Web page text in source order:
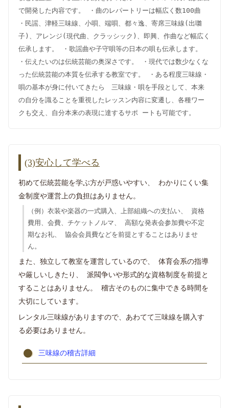
で開発した内容です。 ・曲のレパートリーは幅広く数100曲
・民謡、津軽三味線、小唄、端唄、都々逸、寄席三味線(出囃
子)、アレンジ(現代曲、クラッシック)、即興、作曲など幅広く
伝承します。 ・歌謡曲や子守唄等の日本の唄も伝承します。
・伝えたいのは伝統芸能の奥深さです。 ・現代では数少なくな
った伝統芸能の本質を伝承する教室です。 ・ある程度三味線・
唄の基本が身に付いてきたら 三味線・唄を手段として、本来
の自分を識ることを重視したレッスン内容に変遷し、各種ワー
クも交え、自分本来の表現に達するサポ ートも可能です。
(3)安心して学べる
初めて伝統芸能を学ぶ方が戸惑いやすい、 わかりにくい集
金制度や運営上の負担はありません。
（例）衣装や楽器の一式購入、上部組織への支払い、 資格
費用、会費、チケットノルマ、 高額な発表会参加費や不定
期なお礼、 協会会員費などを前提とすることはありませ
ん。
また、独立して教室を運営しているので、 体育会系の指導
や厳しいしきたり、 派閥争いや形式的な資格制度を前提と
することはありません。 稽古そのものに集中できる時間を
大切にしています。
レンタル三味線がありますので、あわてて三味線を購入す
る必要はありません。
三味線の稽古詳細